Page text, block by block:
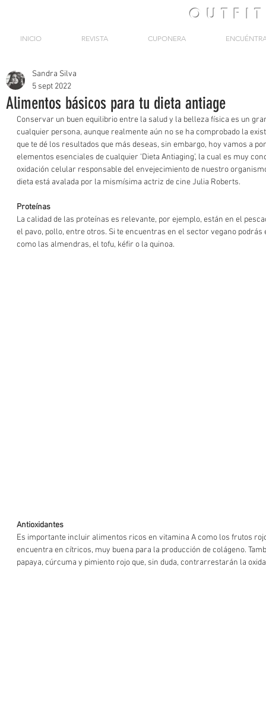
OUTFIT
INICIO REVISTA CUPONERA
Alimentos básicos para tu dieta antiage
Sandra Silva
5 sept 2022
Conservar un buen equilibrio entre la salud y la belleza física es un
cualquier persona, aunque realmente aún no se ha comprobado la
que te dé los resultados que más deseas, sin embargo, hoy vamos a
elementos esenciales de cualquier ‘Dieta Antiaging’, la cual es muy
oxidación celular responsable del envejecimiento de nuestro
dieta está avalada por la mismísima actriz de cine Julia Roberts.
Proteínas
La calidad de las proteínas es relevante, por ejemplo, están en el
el pavo, pollo, entre otros. Si te encuentras en el sector vegano
como las almendras, el tofu, kéfir o la quinoa.
Antioxidantes
Es importante incluir alimentos ricos en vitamina A como los frutos
encuentra en cítricos, muy buena para la producción de colágeno.
papaya, cúrcuma y pimiento rojo que, sin duda, contrarrestarán la